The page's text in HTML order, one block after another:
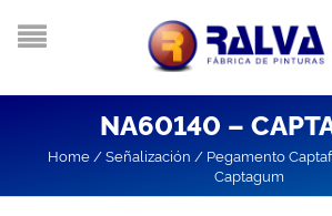
NA60140 –
Home /Señalización / Pegamento
Captagum